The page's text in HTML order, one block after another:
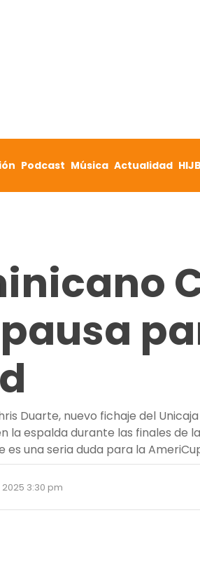
Podcast Música Actualidad HIJB
Duarte, nuevo fichaje del
la espalda durante las finales de
es una seria duda para la
3:30 pm